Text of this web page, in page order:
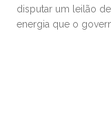
disputar um leilão
energia que o